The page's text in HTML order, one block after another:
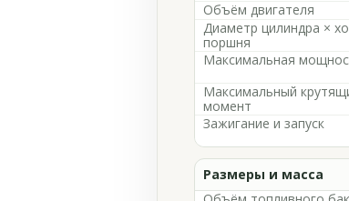
Объём двигателя
Диаметр цилиндра ×
поршня
Максимальная
Максимальный
момент
Зажигание и запуск
Размеры и масса